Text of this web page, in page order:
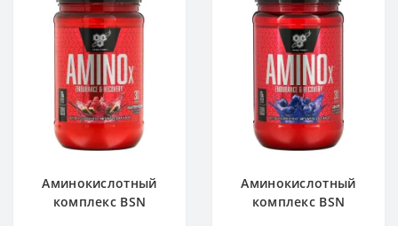
Аминокислотный
комплекс BSN
Аминокислотный
комплекс BSN